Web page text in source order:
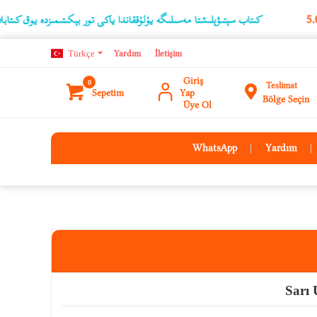
كىتاب سېتىۋېلىشتا مەسىلىگە يۇلۇققاندا ياكى تور بېكىتىمىزدە يوق كىتابلارنىڭ
Türkçe Yardım İletişim
Teslimat
Bölge Seçin
Giriş
Yap
Üye Ol
0
Sepetim
Yardım
WhatsApp
Sarı